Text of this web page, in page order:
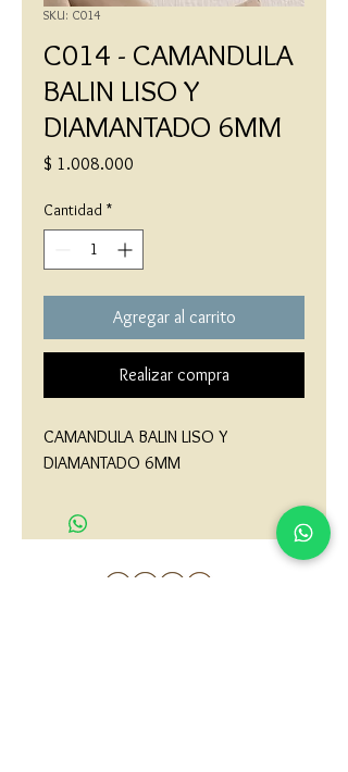
SKU: C014
C014 - CAMANDULA
BALIN LISO Y
DIAMANTADO 6MM
$ 1.008.000
Cantidad *
Agregar al carrito
Realizar compra
CAMANDULA BALIN LISO Y
DIAMANTADO 6MM